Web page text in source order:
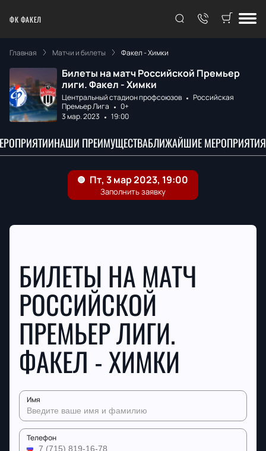
ФК ФАКЕЛ
Главная Матчи и билеты Факел - Химки
Билеты на матч Российской Премьер
лиги. Факел - Химки
Центральный стадион профсоюзов
Российская
Премьер Лига
0+
3 мар. 2023
19:00
НАШИ ПРЕИМУЩЕСТВАБЛИЖАЙШИЕ МЕРОПРИЯТИЯ
БИЛЕТЫ НА МАТЧ
РОССИЙСКОЙ
ПРЕМЬЕР ЛИГИ.
ФАКЕЛ - ХИМКИ
Имя
Телефон